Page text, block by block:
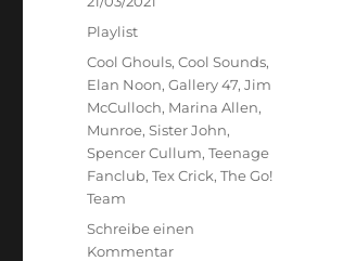
am
Kategorien
Playlist
Schlagwörter
Cool Ghouls,Cool Sounds,
Elan Noon,Gallery 47,Jim
McCulloch, Marina Allen,
Munroe,Sister John,
Spencer Cullum,Teenage
Fanclub,Tex Crick,The Go!
Team
Schreibe einen
Kommentarzu